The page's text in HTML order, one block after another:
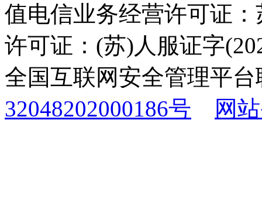
值电信业务经营许可证
许可证：(苏)人服证字
全国互联网安全管理平
32048202000186号
网